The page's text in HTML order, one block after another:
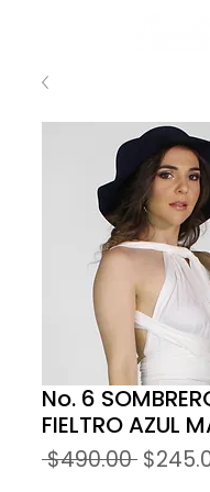
No. 6
FIELTRO AZUL
$490.00 Precio